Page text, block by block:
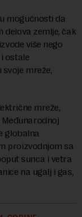
mogućnosti da
delova zemlje, čak
više nego
ostale
mreže,
mreže,
Međunarodnoj
globalna
proizvodnjom sa
sunca i vetra
na ugalj i gas,